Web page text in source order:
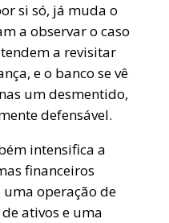
si só, já muda o
a observar o caso
a revisitar
e o banco se vê
um desmentido,
defensável.
intensifica a
financeiros
operação de
ativos e uma